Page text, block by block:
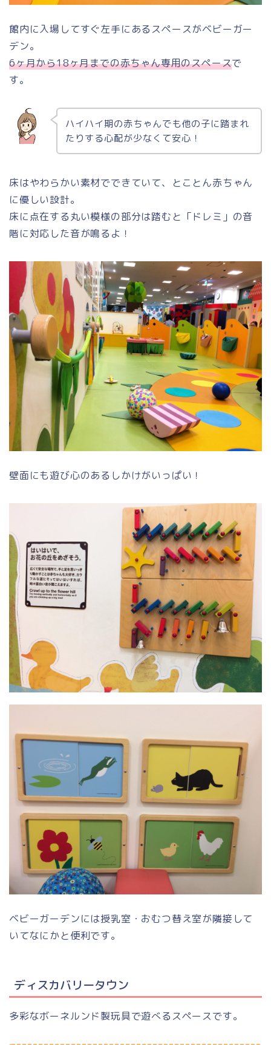
館内に入場してすぐ左手にあるスペースがベビーガー
デン。
6ヶ月から18ヶ月までの赤ちゃん専用のスペースで
す。
ハイハイ期の赤ちゃんでも他の子に踏まれ
たりする心配が少なくて安心！
床はやわらかい素材でできていて、とことん赤ちゃん
に優しい設計。
床に点在する丸い模様の部分は踏むと「ドレミ」の音
階に対応した音が鳴るよ！
壁面にも遊び心のあるしかけがいっぱい！
ベビーガーデンには授乳室・おむつ替え室が隣接して
いてなにかと便利です。
ディスカバリータウン
多彩なボーネルンド製玩具で遊べるスペースです。